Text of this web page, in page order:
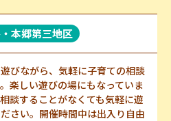
本郷第三地区
びながら、気軽に子育ての相談
楽しい遊びの場にもなっていま
談することがなくても気軽に遊
さい。開催時間中は出入り自由